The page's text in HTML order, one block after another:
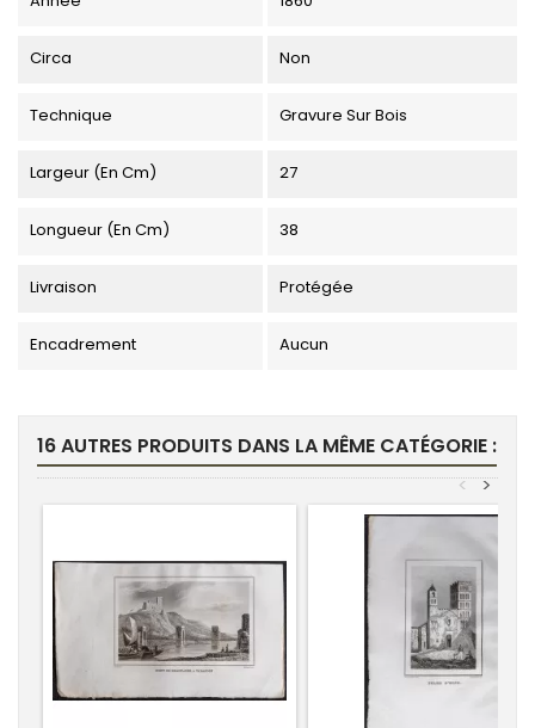
Circa Non
Technique Gravure Sur Bois
Largeur (en Cm) 27
Longueur (en Cm) 38
Livraison Protégée
Encadrement Aucun
16 AUTRES PRODUITS DANS LA MÊME CATÉGORIE :
>
<